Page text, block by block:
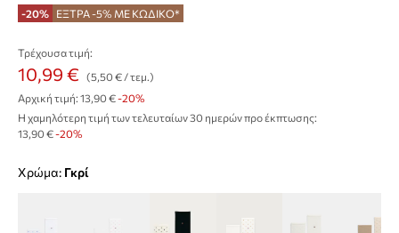
-20% ΕΞΤΡΑ -5% ΜΕ ΚΩΔΙΚΟ*
Τρέχουσα τιμή:
10,99 €
(5,50 € / τεμ.)
Αρχική τιμή: 13,90 €-20%
Η χαμηλότερη τιμή των τελευταίων 30 ημερών προ έκπτωσης:
13,90 € -20%
Χρώμα: γκρί